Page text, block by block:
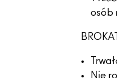
osób
Nie